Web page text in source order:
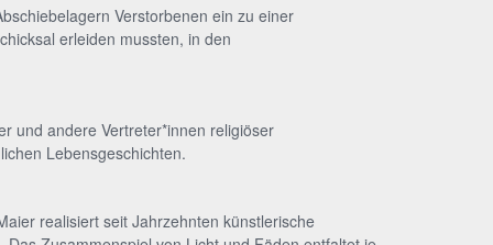
Verstorbenen ein zu einer
erleiden mussten, in den
und andere Vertreter*innen religiöser
Lebensgeschichten.
realisiert seit Jahrzehnten künstlerische